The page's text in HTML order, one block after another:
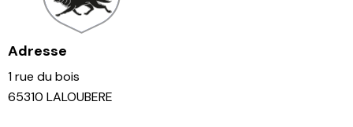
Adresse
1 rue du bois
65310 LALOUBERE